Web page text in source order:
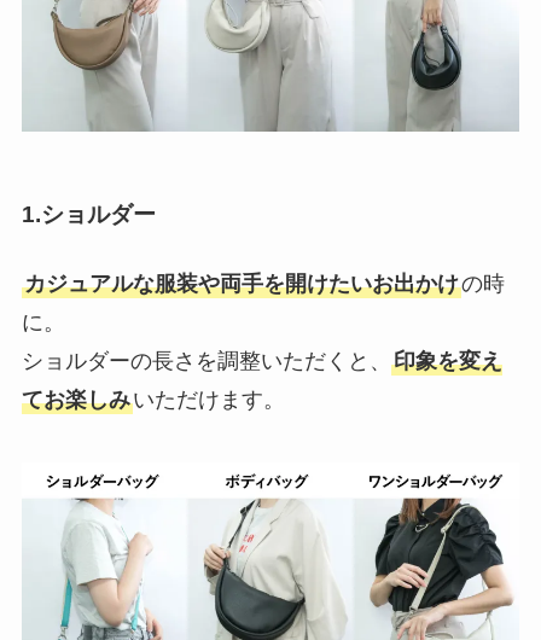
1.ショルダー
カジュアルな服装や両手を開けたいお出かけの時
に。
ショルダーの長さを調整いただくと、 印象を変え
てお楽しみいただけます。